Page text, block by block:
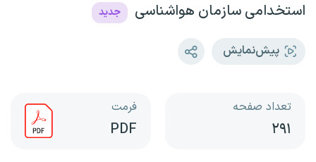
استخدامی سازمان هواشناسی
جدید
پیش‌نمایش
تعداد صفحه
۲۹۱
فرمت
PDF